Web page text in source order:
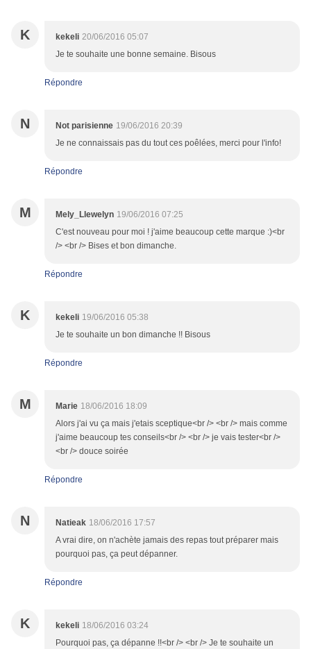
K kekeli 20/06/2016 05:07
Je te souhaite une bonne semaine. Bisous
Répondre
N Not parisienne 19/06/2016 20:39
Je ne connaissais pas du tout ces poêlées, merci pour l'info!
Répondre
M Mely_Llewelyn 19/06/2016 07:25
C'est nouveau pour moi ! j'aime beaucoup cette marque :)<br
/> <br /> Bises et bon dimanche.
Répondre
K kekeli 19/06/2016 05:38
Je te souhaite un bon dimanche !! Bisous
Répondre
M Marie 18/06/2016 18:09
Alors j'ai vu ça mais j'etais sceptique<br /> <br /> mais comme
j'aime beaucoup tes conseils<br /> <br /> je vais tester<br />
<br /> douce soirée
Répondre
N Natieak 18/06/2016 17:57
A vrai dire, on n'achète jamais des repas tout préparer mais
pourquoi pas, ça peut dépanner.
Répondre
K kekeli 18/06/2016 03:24
Pourquoi pas, ça dépanne !!<br /> <br /> Je te souhaite un